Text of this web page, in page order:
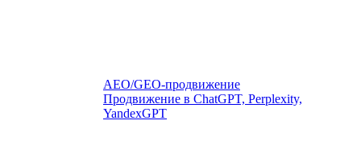
AEO/GEO-продвижение
Продвижение в ChatGPT, Perplexity,
YandexGPT